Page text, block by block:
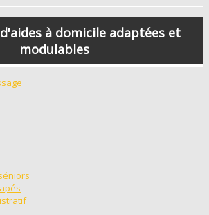
à domicile adaptées et
modulables